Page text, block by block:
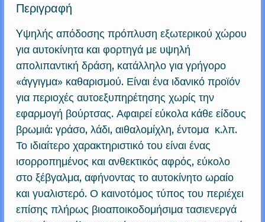
Περιγραφή
Yψηλής απόδοσης πρόπλυση εξωτερικού χώρου
για αυτοκίνητα και φορτηγά με υψηλή
απολιπαντική δράση, κατάλληλο για γρήγορο
«άγγιγμα» καθαρισμού. Είναι ένα ιδανικό προϊόν
για περιοχές αυτοεξυπηρέτησης χωρίς την
εφαρμογή βούρτσας. Αφαιρεί εύκολα κάθε είδους
βρωμιά: γράσο, λάδι, αιθαλομίχλη, έντομα κ.λπ.
Το ιδιαίτερο χαρακτηριστικό του είναι ένας
ισορροπημένος και ανθεκτικός αφρός, εύκολο
στο ξέβγαλμα, αφήνοντας το αυτοκίνητο ωραίο
και γυαλιστερό. Ο καινοτόμος τύπος του περιέχει
επίσης πλήρως βιοαποικοδομήσιμα τασιενεργά